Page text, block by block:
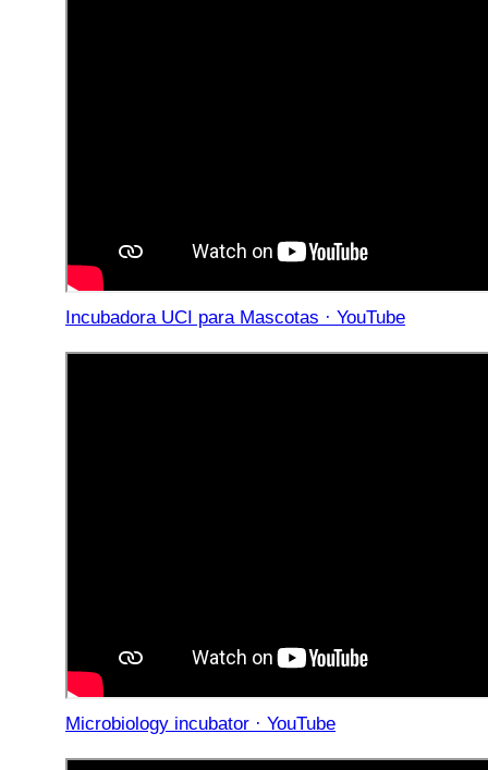
Incubadora UCI para Mascotas · YouTube
Microbiology incubator · YouTube